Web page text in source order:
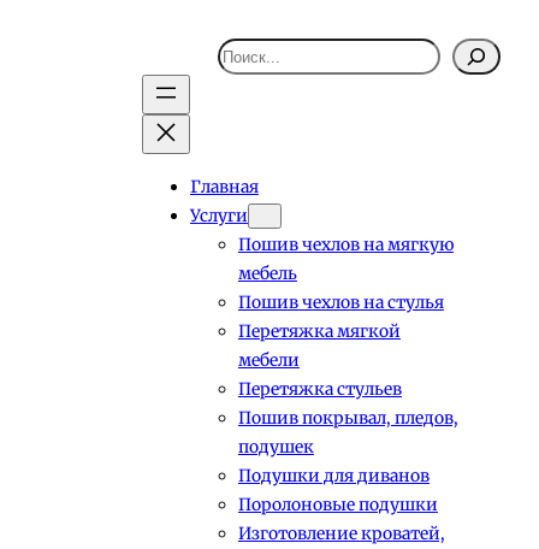
Поиск
Главная
Услуги
Пошив чехлов на мягкую
мебель
Пошив чехлов на стулья
Перетяжка мягкой
мебели
Перетяжка стульев
Пошив покрывал, пледов,
подушек
Подушки для диванов
Поролоновые подушки
Изготовление кроватей,